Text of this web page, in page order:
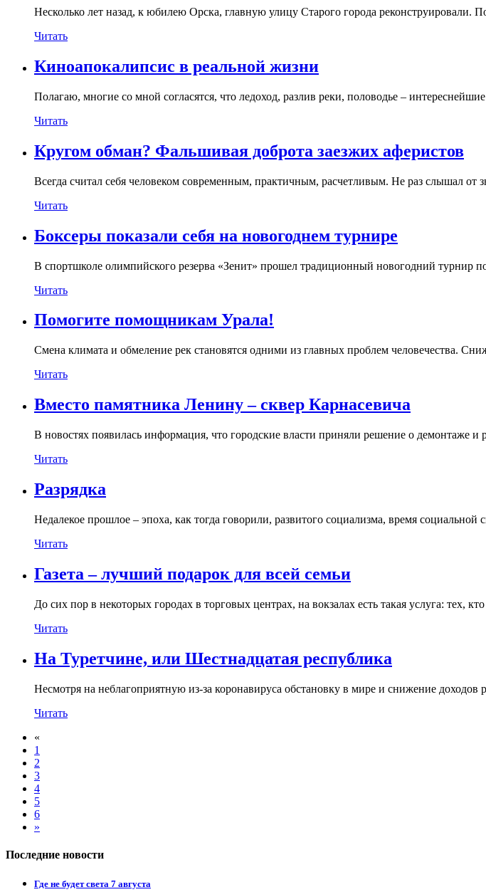
Несколько лет назад, к юбилею Орска, главную улицу Старого города реконструировали.
Читать
Киноапокалипсис в реальной жизни
Полагаю, многие со мной согласятся, что ледоход, разлив реки, половодье –
Читать
Кругом обман? Фальшивая доброта заезжих аферистов
Всегда считал себя человеком современным, практичным, расчетливым. Не раз слышал от
Читать
Боксеры показали себя на новогоднем турнире
В спортшколе олимпийского резерва «Зенит» прошел традиционный новогодний турнир
Читать
Помогите помощникам Урала!
Смена климата и обмеление рек становятся одними из главных проблем человечества.
Читать
Вместо памятника Ленину – сквер Карнасевича
В новостях появилась информация, что городские власти приняли решение о демонтаже и
Читать
Разрядка
Недалекое прошлое – эпоха, как тогда говорили, развитого социализма, время социальной
Читать
Газета – лучший подарок для всей семьи
До сих пор в некоторых городах в торговых центрах, на вокзалах есть такая услуга: тех,
Читать
На Туретчине, или Шестнадцатая республика
Несмотря на неблагоприятную из-за коронавируса обстановку в мире и снижение доходов
Читать
«
1
2
3
4
5
6
»
Последние новости
Где не будет света 7 августа